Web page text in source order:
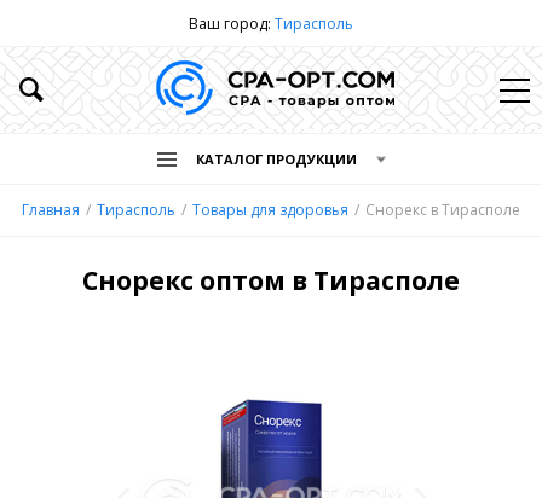
Ваш город: Тирасполь
КАТАЛОГ ПРОДУКЦИИ
Главная Тирасполь Товары для здоровья Снорекс в Тирасполе
Снорекс оптом в Тирасполе